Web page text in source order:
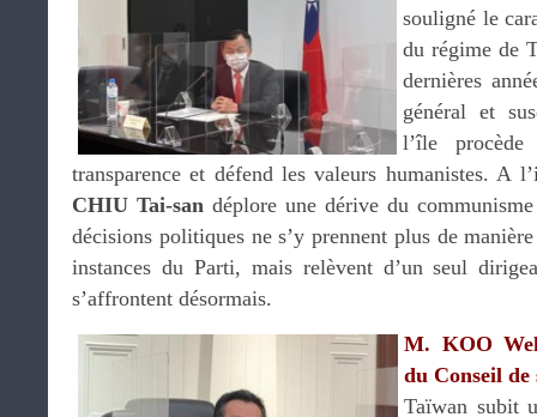
souligné le
du régime de
dernières
général et
l’île
transparence et défend les valeurs humanistes. A
CHIU Tai-san déplore une dérive du
décisions politiques ne s’y prennent plus de
instances du Parti, mais relèvent d’un seul
s’affrontent désormais.
M. KOO
du Conseil
Taïwan subit